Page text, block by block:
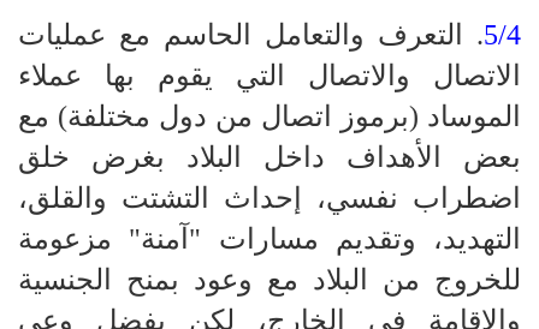
5/4. التعرف والتعامل الحاسم مع عمليات
الاتصال والاتصال التي يقوم بها عملاء
الموساد (برموز اتصال من دول مختلفة) مع
بعض الأهداف داخل البلاد بغرض خلق
اضطراب نفسي، إحداث التشتت والقلق،
التهديد، وتقديم مسارات "آمنة" مزعومة
للخروج من البلاد مع وعود بمنح الجنسية
والإقامة في الخارج، لكن بفضل وعي